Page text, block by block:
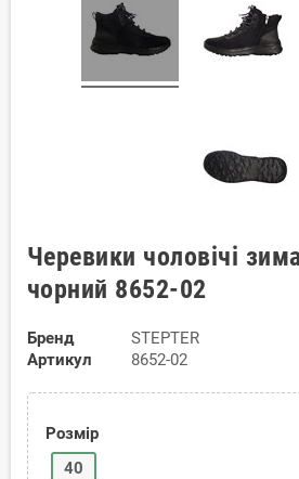
Черевики чоловічі
чорний 8652-02
Бренд
STEPTER
Артикул
8652-02
Розмір
40